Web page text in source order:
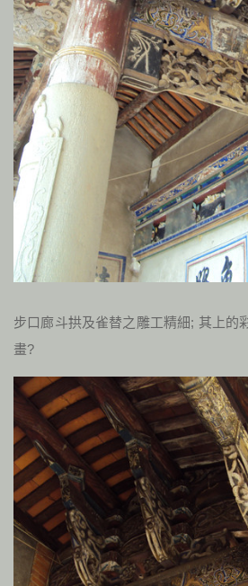
步口廊斗拱及雀替之雕工精細; 其上的
畫?